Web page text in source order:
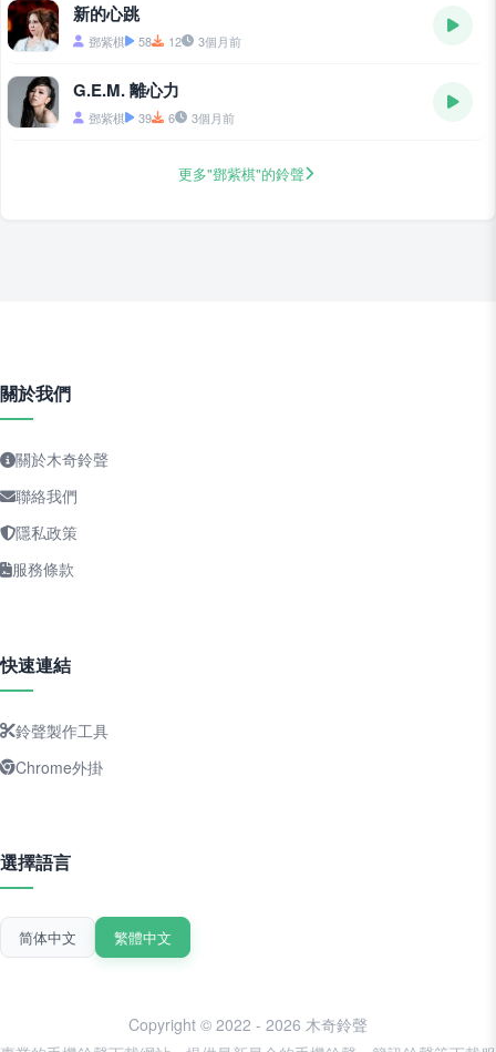
新的心跳
鄧紫棋 58 12 3個月前
G.E.M. 離心力
鄧紫棋 39 6 3個月前
更多"鄧紫棋"的鈴聲
關於我們
關於木奇鈴聲
聯絡我們
隱私政策
服務條款
快速連結
鈴聲製作工具
Chrome外掛
選擇語言
简体中文 繁體中文
Copyright © 2022 - 2026 木奇鈴聲